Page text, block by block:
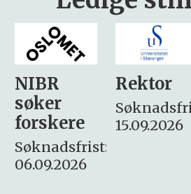
Rektor
Søknadsfrist:
15.09.2026
innen